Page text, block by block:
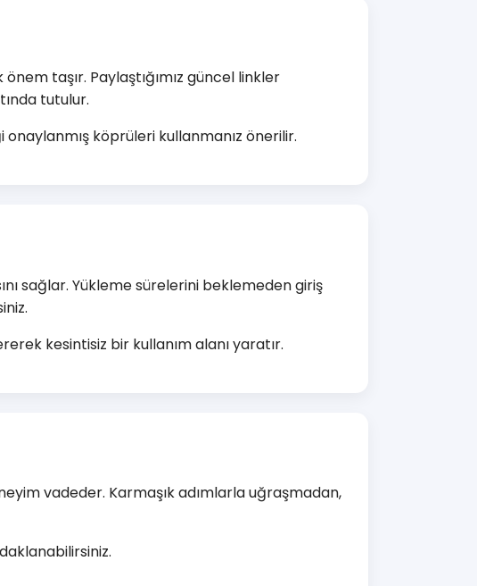
taşır. Paylaştığımız güncel linkler
tutulur.
köprüleri kullanmanız önerilir.
sağlar. Yükleme sürelerini beklemeden giriş
kesintisiz bir kullanım alanı yaratır.
vadeder. Karmaşık adımlarla uğraşmadan,